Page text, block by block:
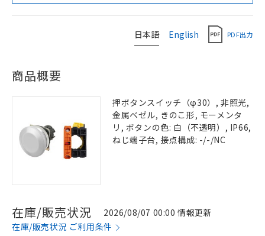
日本語 English PDF出力
商品概要
押ボタンスイッチ（φ30）, 非照光,
金属ベゼル, きのこ形, モーメンタ
リ, ボタンの色: 白（不透明）, IP66,
ねじ端子台, 接点構成: -/-/NC
在庫/販売状況
2026/08/07 00:00 情報更新
在庫/販売状況 ご利用条件